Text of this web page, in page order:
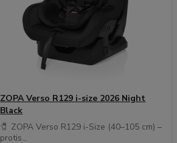
ZOPA Verso R129 i-size 2026 Night
Black
🧷 ZOPA Verso R129 i-Size (40–105 cm) –
protis...